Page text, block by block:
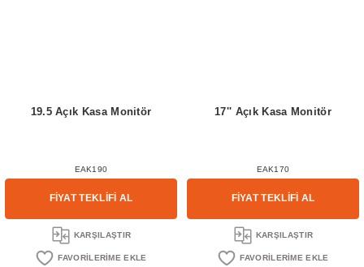
19.5 Açık Kasa Monitör
EAK190
FİYAT TEKLİFİ AL
KARŞILAŞTIR
17'' Açık Kasa Monitör
EAK170
FİYAT TEKLİFİ AL
KARŞILAŞTIR